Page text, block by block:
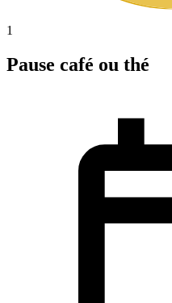
1
Pause café ou thé